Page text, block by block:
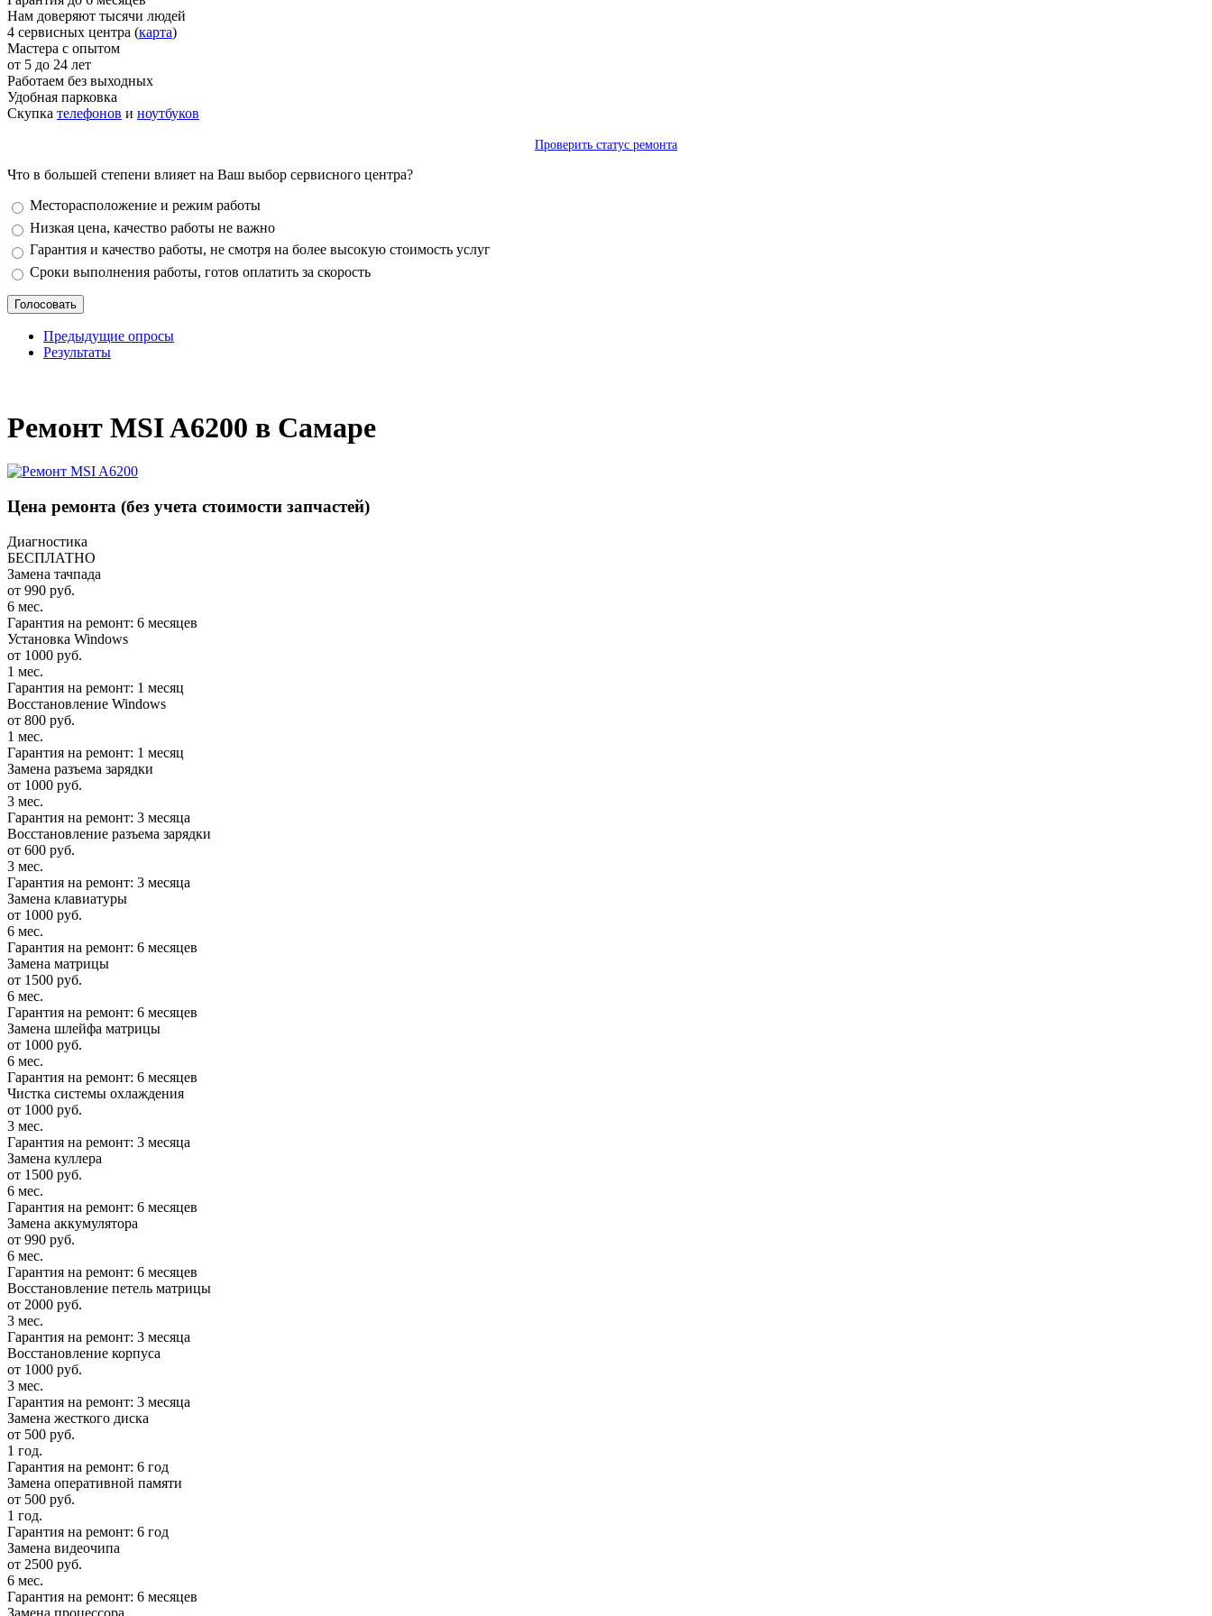
Нам доверяют тысячи людей
4 сервисных центра (карта)
Мастера с опытом
от 5 до 24 лет
Работаем без выходных
Удобная парковка
Скупка телефонов и ноутбуков
Проверить статус ремонта
Что в большей степени влияет на Ваш выбор сервисного центра?
Варианты
Месторасположение и режим работы
Низкая цена, качество работы не важно
Гарантия и качество работы, не смотря на более высокую стоимость услуг
Сроки выполнения работы, готов оплатить за скорость
Предыдущие опросы
Результаты
Ремонт MSI A6200 в Самаре
Цена ремонта (без учета стоимости запчастей)
Диагностика
БЕСПЛАТНО
Замена тачпада
от 990 руб.
6 мес.
Гарантия на ремонт: 6 месяцев
Установка Windows
от 1000 руб.
1 мес.
Гарантия на ремонт: 1 месяц
Восстановление Windows
от 800 руб.
1 мес.
Гарантия на ремонт: 1 месяц
Замена разъема зарядки
от 1000 руб.
3 мес.
Гарантия на ремонт: 3 месяца
Восстановление разъема зарядки
от 600 руб.
3 мес.
Гарантия на ремонт: 3 месяца
Замена клавиатуры
от 1000 руб.
6 мес.
Гарантия на ремонт: 6 месяцев
Замена матрицы
от 1500 руб.
6 мес.
Гарантия на ремонт: 6 месяцев
Замена шлейфа матрицы
от 1000 руб.
6 мес.
Гарантия на ремонт: 6 месяцев
Чистка системы охлаждения
от 1000 руб.
3 мес.
Гарантия на ремонт: 3 месяца
Замена куллера
от 1500 руб.
6 мес.
Гарантия на ремонт: 6 месяцев
Замена аккумулятора
от 990 руб.
6 мес.
Гарантия на ремонт: 6 месяцев
Восстановление петель матрицы
от 2000 руб.
3 мес.
Гарантия на ремонт: 3 месяца
Восстановление корпуса
от 1000 руб.
3 мес.
Гарантия на ремонт: 3 месяца
Замена жесткого диска
от 500 руб.
1 год.
Гарантия на ремонт: 6 год
Замена оперативной памяти
от 500 руб.
1 год.
Гарантия на ремонт: 6 год
Замена видеочипа
от 2500 руб.
6 мес.
Гарантия на ремонт: 6 месяцев
Замена процессора